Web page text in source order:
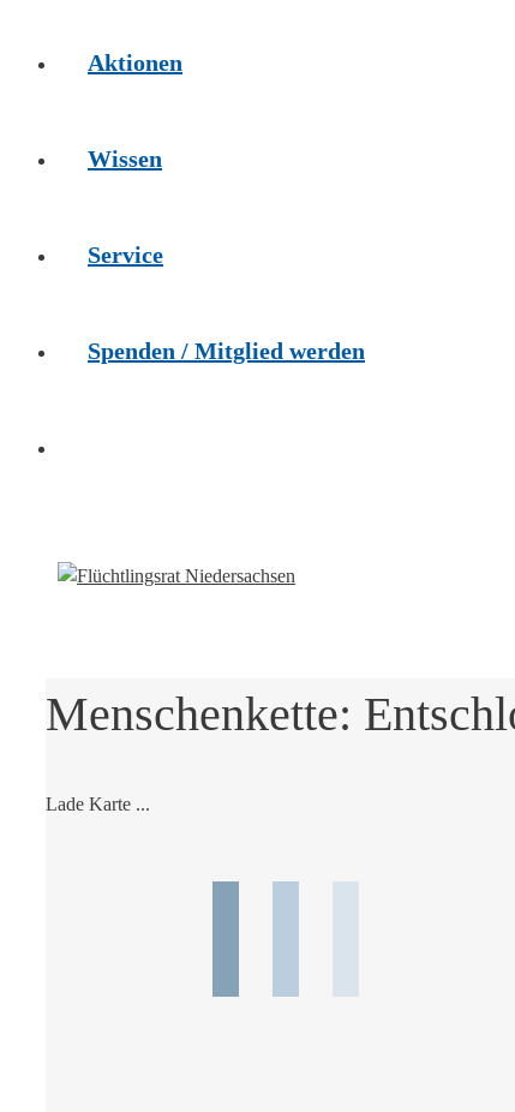
Aktionen
Wissen
Service
Spenden / Mitglied werden
Menschenkette:
Lade Karte ...